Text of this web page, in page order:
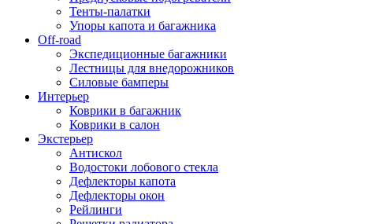
Тенты-палатки
Упоры капота и багажника
Off-road
Экспедиционные багажники
Лестницы для внедорожников
Силовые бамперы
Интерьер
Коврики в багажник
Коврики в салон
Экстерьер
Антискол
Водостоки лобового стекла
Дефлекторы капота
Дефлекторы окон
Рейлинги